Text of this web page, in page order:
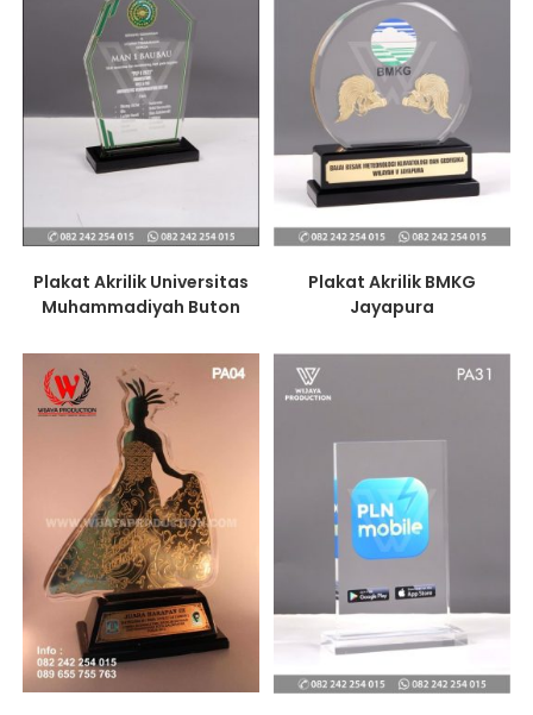
Plakat Akrilik Universitas
Muhammadiyah Buton
Plakat Akrilik BMKG
Jayapura